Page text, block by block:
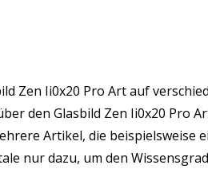
Zen Ii0x20 Pro Art auf
den Glasbild Zen Ii0x20 Pro
Artikel, die beispielsweise
nur dazu, um den